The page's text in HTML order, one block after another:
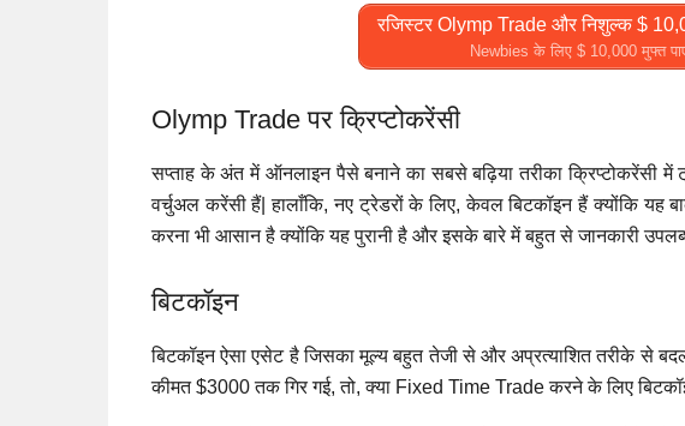
रजिस्टर Olymp Trade और निशुल्क $
Newbies के लिए $ 10,000 मुफ्त
Olymp Trade पर क्रिप्टोकरेंसी
सप्ताह के अंत में ऑनलाइन पैसे बनाने का सबसे बढ़िया तरीका क्रिप्टोकरेंसी में
वर्चुअल करेंसी हैं| हालाँकि, नए ट्रेडरों के लिए, केवल बिटकॉइन हैं क्योंकि यह
करना भी आसान है क्योंकि यह पुरानी है और इसके बारे में बहुत से जानकारी
बिटकॉइन
बिटकॉइन ऐसा एसेट है जिसका मूल्य बहुत तेजी से और अप्रत्याशित तरीके से
कीमत $3000 तक गिर गई, तो, क्या Fixed Time Trade करने के लिए